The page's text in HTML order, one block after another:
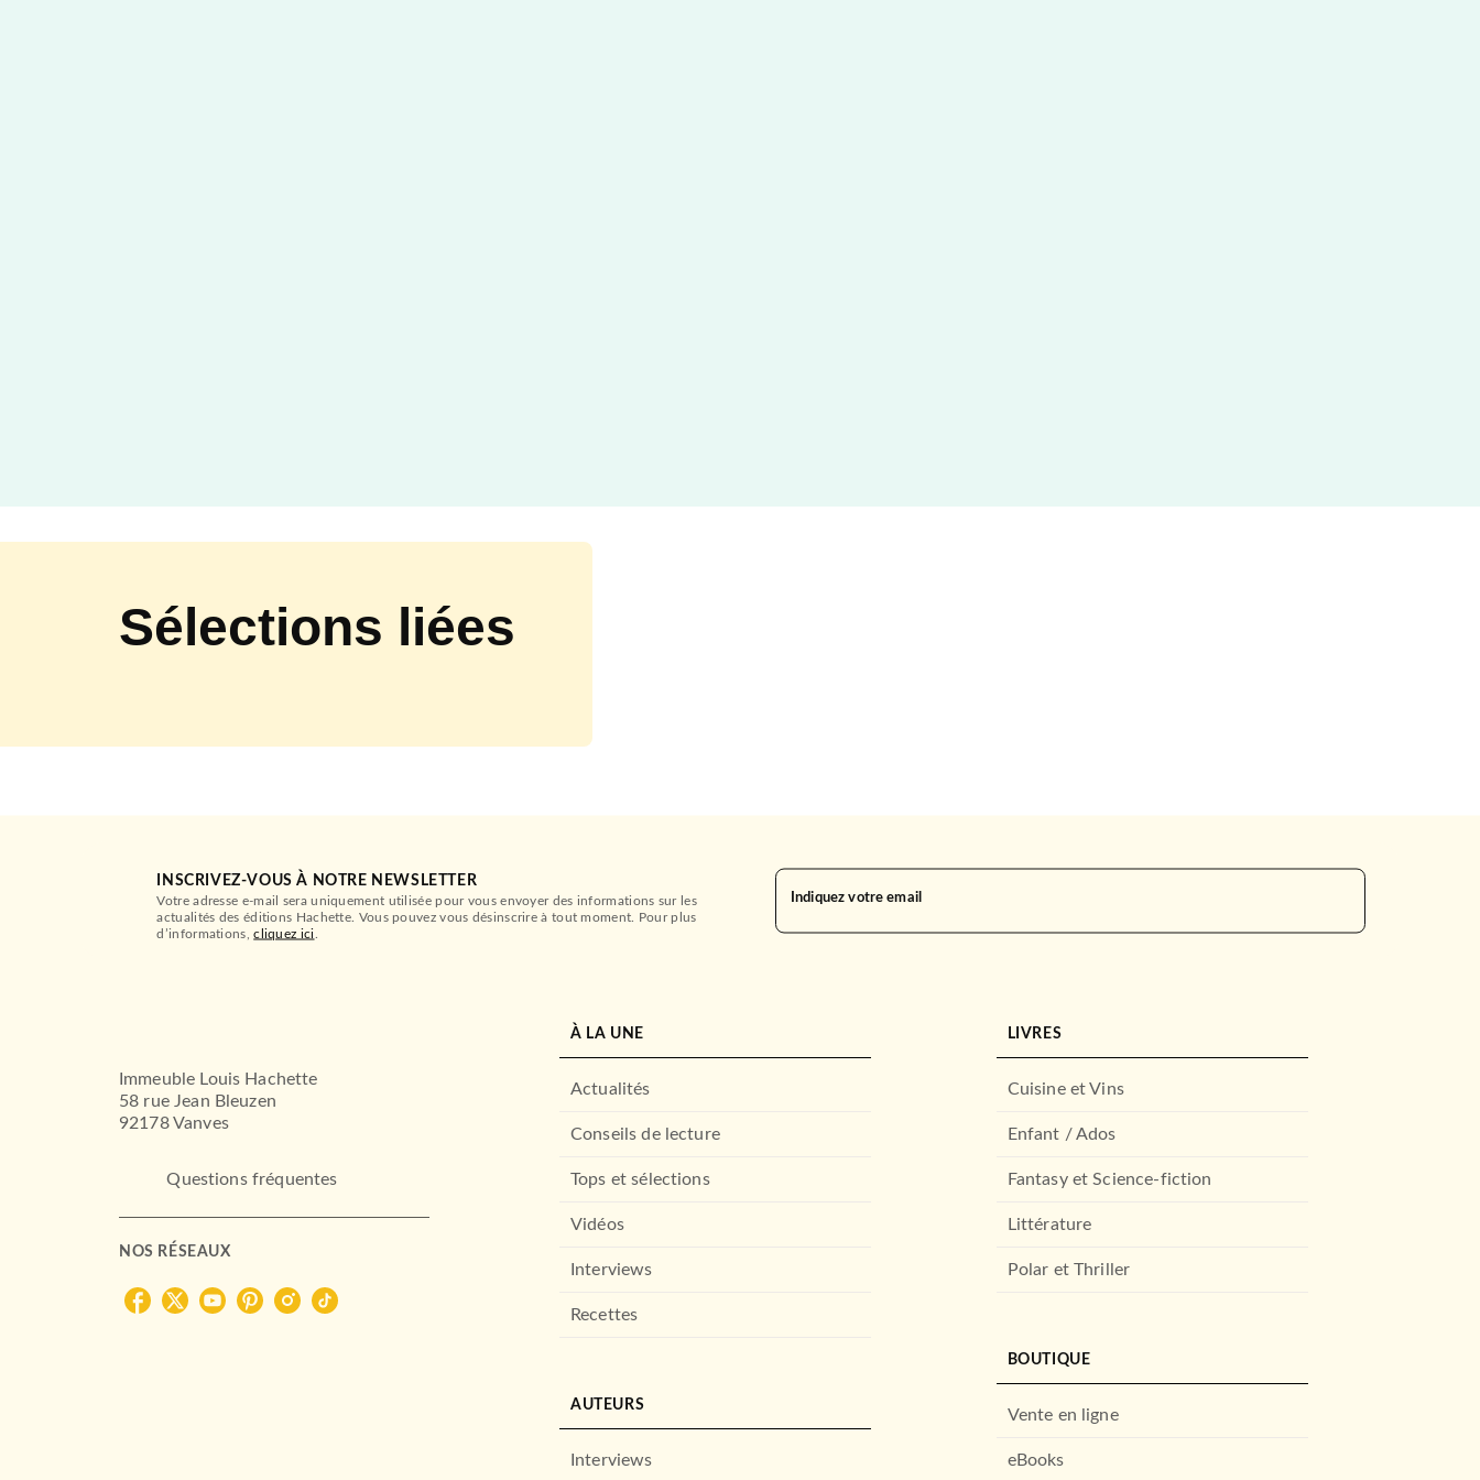
Sélections liées
INSCRIVEZ-VOUS À NOTRE NEWSLETTER
Votre adresse e-mail sera uniquement utilisée pour vous envoyer des informations sur les
actualités des éditions Hachette. Vous pouvez vous désinscrire à tout moment. Pour plus
d’informations,cliquez ici
Indiquez votre email
Immeuble Louis Hachette
58 rue Jean Bleuzen
92178 Vanves
Questions fréquentes
NOS RÉSEAUX
À LA UNE
Actualités
Conseils de lecture
Tops et sélections
Vidéos
Interviews
Recettes
AUTEURS
Interviews
LIVRES
Cuisine et Vins
Enfant / Ados
Fantasy et Science-fiction
Littérature
Polar et Thriller
BOUTIQUE
Vente en ligne
eBooks